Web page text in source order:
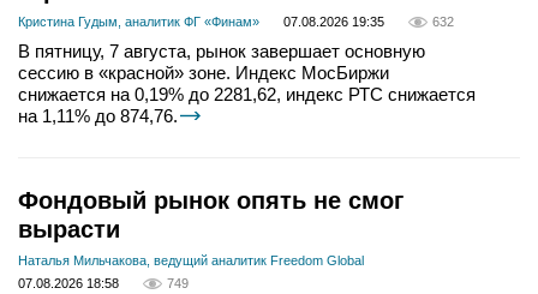
Кристина Гудым, аналитик ФГ «Финам» 07.08.2026 19:35 632
В пятницу, 7 августа, рынок завершает основную
сессию в «красной» зоне. Индекс МосБиржи
снижается на 0,19% до 2281,62, индекс РТС снижается
на 1,11% до 874,76.
Фондовый рынок опять не смог
вырасти
Наталья Мильчакова, ведущий аналитик Freedom Global
07.08.2026 18:58
749